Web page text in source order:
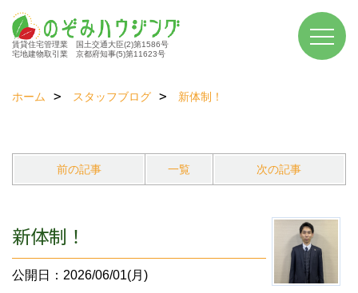
賃貸住宅管理業 国土交通大臣(2)第1586号
宅地建物取引業 京都府知事(5)第11623号
ホーム スタッフブログ 新体制！
前の記事 一覧 次の記事
新体制！
公開日：2026/06/01(月)